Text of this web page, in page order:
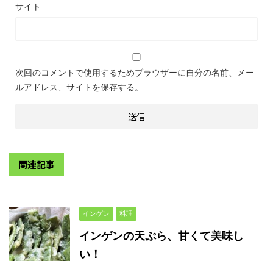
サイト
次回のコメントで使用するためブラウザーに自分の名前、メー
ルアドレス、サイトを保存する。
関連記事
インゲン 料理
インゲンの天ぷら、甘くて美味し
い！